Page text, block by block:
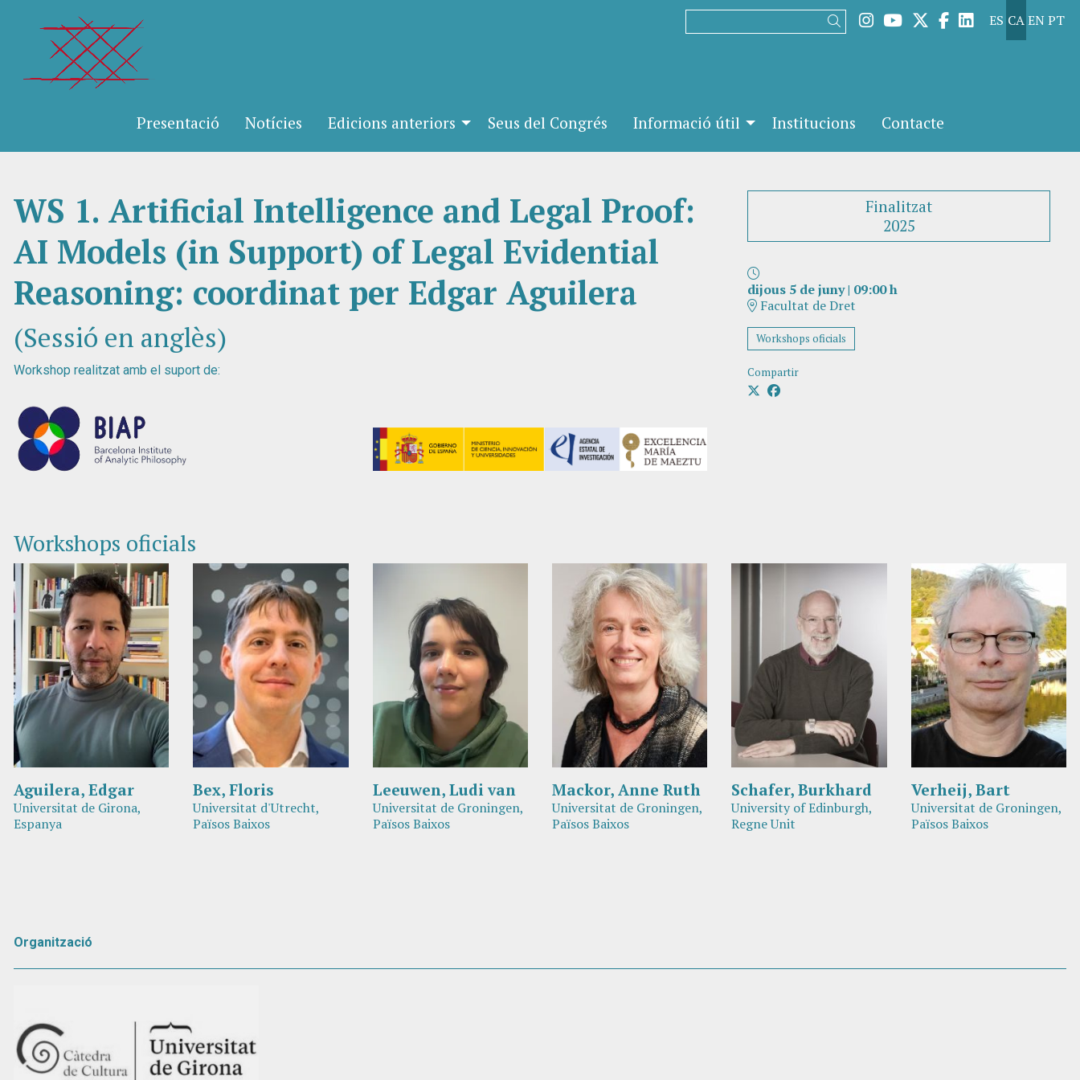
ES CAENPT
Link a instagram
Link a youtube
Link a twitter
Link a facebook
Link a
Cercar
Presentació Notícies Edicions anteriors Seus del Congrés Informació útil Institucions Contacte
Finalitzat
2025
dijous 5 de juny| 09:00 h
Facultat de Dret
Workshops oficials
Compartir
WS 1. Artificial Intelligence and Legal Proof:
AI Models (in Support) of Legal Evidential
Reasoning: coordinat per Edgar Aguilera
(Sessió en anglès)
Workshop realitzat amb el suport de:
Workshops oficials
Aguilera, Edgar
Universitat de Girona,
Espanya
Bex, Floris
Universitat d'Utrecht,
Països Baixos
Leeuwen, Ludi van
Universitat de Groningen,
Països Baixos
Mackor, Anne Ruth
Universitat de Groningen,
Països Baixos
Schafer, Burkhard
University of Edinburgh,
Regne Unit
Verheij, Bart
Universitat de Groningen,
Països Baixos
Organització